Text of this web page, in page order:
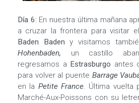
Día 6: En nuestra última mañana
a cruzar la frontera para visitar
Baden Baden y visitamos
Hohenbaden, un castillo
regresamos a Estrasburgo antes
para volver al puente Barrage
en la Petite France. Última vuelta
Marché-Aux-Poissons con su